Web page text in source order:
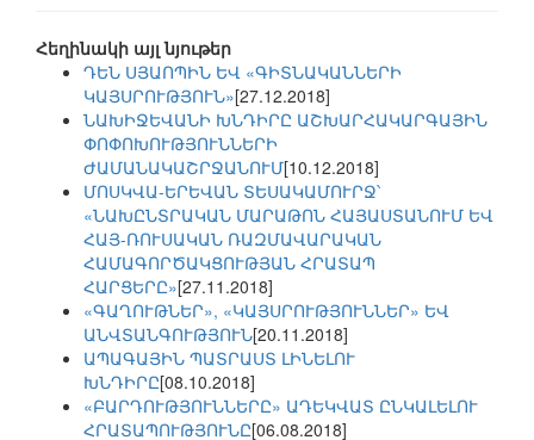
Հեղինակի այլ նյութեր
ԴԵՆ ՍՅԱՈՊԻՆ ԵՎ «ԳԻՏՆԱԿԱՆՆԵՐԻ
ԿԱՅՍՐՈՒԹՅՈՒՆ»[27.12.2018]
ՆԱԽԻՋԵՎԱՆԻ ԽՆԴԻՐԸ ԱՇԽԱՐՀԱԿԱՐԳԱՅԻՆ
ՓՈՓՈԽՈՒԹՅՈՒՆՆԵՐԻ
ԺԱՄԱՆԱԿԱՇՐՋԱՆՈՒՄ[10.12.2018]
ՄՈՍԿՎԱ-ԵՐԵՎԱՆ ՏԵՍԱԿԱՄՈՒՐՋ՝
«ՆԱԽԸՆՏՐԱԿԱՆ ՄԱՐԱԹՈՆ ՀԱՅԱՍՏԱՆՈՒՄ ԵՎ
ՀԱՅ-ՌՈՒՍԱԿԱՆ ՌԱԶՄԱՎԱՐԱԿԱՆ
ՀԱՄԱԳՈՐԾԱԿՑՈՒԹՅԱՆ ՀՐԱՏԱՊ
ՀԱՐՑԵՐԸ»[27.11.2018]
«ԳԱՂՈՒԹՆԵՐ», «ԿԱՅՍՐՈՒԹՅՈՒՆՆԵՐ» ԵՎ
ԱՆՎՏԱՆԳՈՒԹՅՈՒՆ[20.11.2018]
ԱՊԱԳԱՅԻՆ ՊԱՏՐԱՍՏ ԼԻՆԵԼՈՒ
ԽՆԴԻՐԸ[08.10.2018]
«ԲԱՐԴՈՒԹՅՈՒՆՆԵՐԸ» ԱԴԵԿՎԱՏ ԸՆԿԱԼԵԼՈՒ
ՀՐԱՏԱՊՈՒԹՅՈՒՆԸ[06.08.2018]